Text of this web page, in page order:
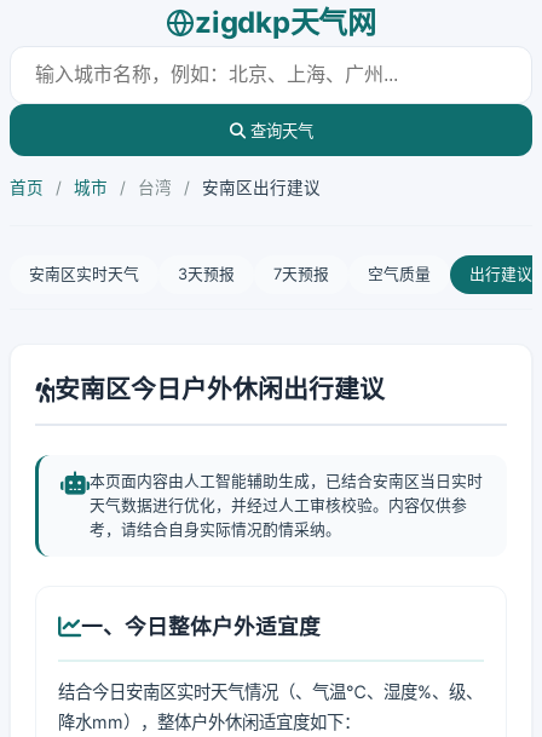
zigdkp天气网
查询天气
首页 / 城市 / 台湾 / 安南区出行建议
安南区实时天气 3天预报 7天预报 空气质量 出行建议
安南区今日户外休闲出行建议
本页面内容由人工智能辅助生成，已结合安南区当日实时
天气数据进行优化，并经过人工审核校验。内容仅供参
考，请结合自身实际情况酌情采纳。
一、今日整体户外适宜度
结合今日安南区实时天气情况（、气温℃、湿度%、级、
降水mm），整体户外休闲适宜度如下：